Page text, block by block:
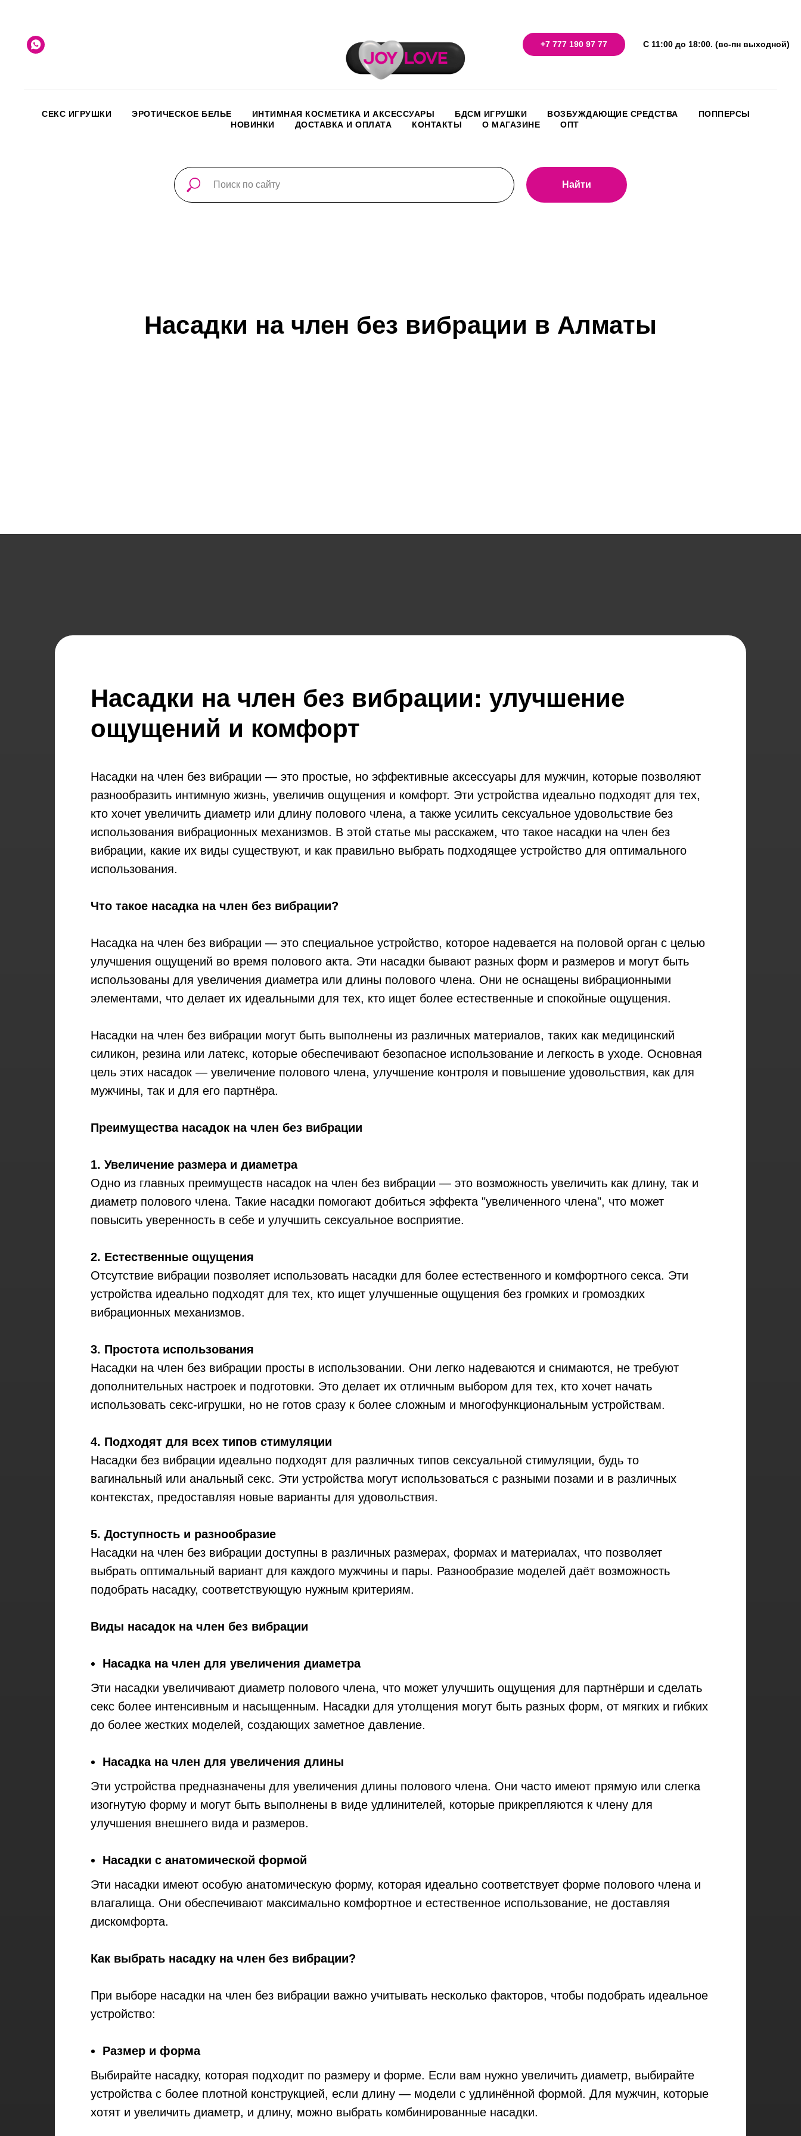
+7 777 190 97 77 С 11:00 до 18:00. (вс-пн выходной)
СЕКС ИГРУШКИ ЭРОТИЧЕСКОЕ БЕЛЬЕ ИНТИМНАЯ КОСМЕТИКА И АКСЕССУАРЫ БДСМ ИГРУШКИ ВОЗБУЖДАЮЩИЕ СРЕДСТВА
ПОППЕРСЫ
НОВИНКИ
ДОСТАВКА И ОПЛАТА КОНТАКТЫ О МАГАЗИНЕ ОПТ
Найти
Насадки на член без вибрации в Алматы
Насадки на член без вибрации: улучшение
ощущений и комфорт
Насадки на член без вибрации — это простые, но эффективные аксессуары для мужчин, которые позволяют
разнообразить интимную жизнь, увеличив ощущения и комфорт. Эти устройства идеально подходят для тех,
кто хочет увеличить диаметр или длину полового члена, а также усилить сексуальное удовольствие без
использования вибрационных механизмов. В этой статье мы расскажем, что такое насадки на член без
вибрации, какие их виды существуют, и как правильно выбрать подходящее устройство для оптимального
использования.
Что такое насадка на член без вибрации?
Насадка на член без вибрации — это специальное устройство, которое надевается на половой орган с целью
улучшения ощущений во время полового акта. Эти насадки бывают разных форм и размеров и могут быть
использованы для увеличения диаметра или длины полового члена. Они не оснащены вибрационными
элементами, что делает их идеальными для тех, кто ищет более естественные и спокойные ощущения.
Насадки на член без вибрации могут быть выполнены из различных материалов, таких как медицинский
силикон, резина или латекс, которые обеспечивают безопасное использование и легкость в уходе. Основная
цель этих насадок — увеличение полового члена, улучшение контроля и повышение удовольствия, как для
мужчины, так и для его партнёра.
Преимущества насадок на член без вибрации
1. Увеличение размера и диаметра
Одно из главных преимуществ насадок на член без вибрации — это возможность увеличить как длину, так и
диаметр полового члена. Такие насадки помогают добиться эффекта "увеличенного члена", что может
повысить уверенность в себе и улучшить сексуальное восприятие.
2. Естественные ощущения
Отсутствие вибрации позволяет использовать насадки для более естественного и комфортного секса. Эти
устройства идеально подходят для тех, кто ищет улучшенные ощущения без громких и громоздких
вибрационных механизмов.
3. Простота использования
Насадки на член без вибрации просты в использовании. Они легко надеваются и снимаются, не требуют
дополнительных настроек и подготовки. Это делает их отличным выбором для тех, кто хочет начать
использовать секс-игрушки, но не готов сразу к более сложным и многофункциональным устройствам.
4. Подходят для всех типов стимуляции
Насадки без вибрации идеально подходят для различных типов сексуальной стимуляции, будь то
вагинальный или анальный секс. Эти устройства могут использоваться с разными позами и в различных
контекстах, предоставляя новые варианты для удовольствия.
5. Доступность и разнообразие
Насадки на член без вибрации доступны в различных размерах, формах и материалах, что позволяет
выбрать оптимальный вариант для каждого мужчины и пары. Разнообразие моделей даёт возможность
подобрать насадку, соответствующую нужным критериям.
Виды насадок на член без вибрации
Насадка на член для увеличения диаметра
Эти насадки увеличивают диаметр полового члена, что может улучшить ощущения для партнёрши и сделать
секс более интенсивным и насыщенным. Насадки для утолщения могут быть разных форм, от мягких и гибких
до более жестких моделей, создающих заметное давление.
Насадка на член для увеличения длины
Эти устройства предназначены для увеличения длины полового члена. Они часто имеют прямую или слегка
изогнутую форму и могут быть выполнены в виде удлинителей, которые прикрепляются к члену для
улучшения внешнего вида и размеров.
Насадки с анатомической формой
Эти насадки имеют особую анатомическую форму, которая идеально соответствует форме полового члена и
влагалища. Они обеспечивают максимально комфортное и естественное использование, не доставляя
дискомфорта.
Как выбрать насадку на член без вибрации?
При выборе насадки на член без вибрации важно учитывать несколько факторов, чтобы подобрать идеальное
устройство:
Размер и форма
Выбирайте насадку, которая подходит по размеру и форме. Если вам нужно увеличить диаметр, выбирайте
устройства с более плотной конструкцией, если длину — модели с удлинённой формой. Для мужчин, которые
хотят и увеличить диаметр, и длину, можно выбрать комбинированные насадки.